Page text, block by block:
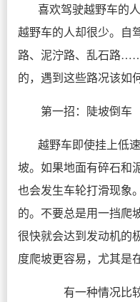
喜欢驾驶越野车的
越野车的人却很少。自
路、泥泞路、乱石路
的，遇到这些路况该如
第一招：陡坡倒车
越野车即使挂上低
坡。如果地面有碎石和
也会发生车轮打滑现象
的。不要总是用一挡爬
很快就会达到发动机的
度爬坡更容易，尤其是
有一种情况比较